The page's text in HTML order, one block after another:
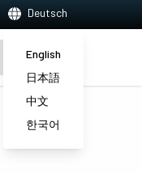
Deutsch
English
日本語
中文
한국어